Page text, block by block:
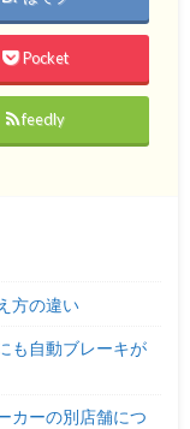
Pocket
feedly
方の違い
も自動ブレーキが
カーの別店舗につ